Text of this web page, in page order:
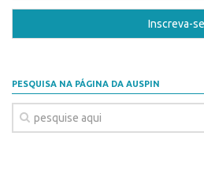
PESQUISA NA PÁGINA DA AUSPIN